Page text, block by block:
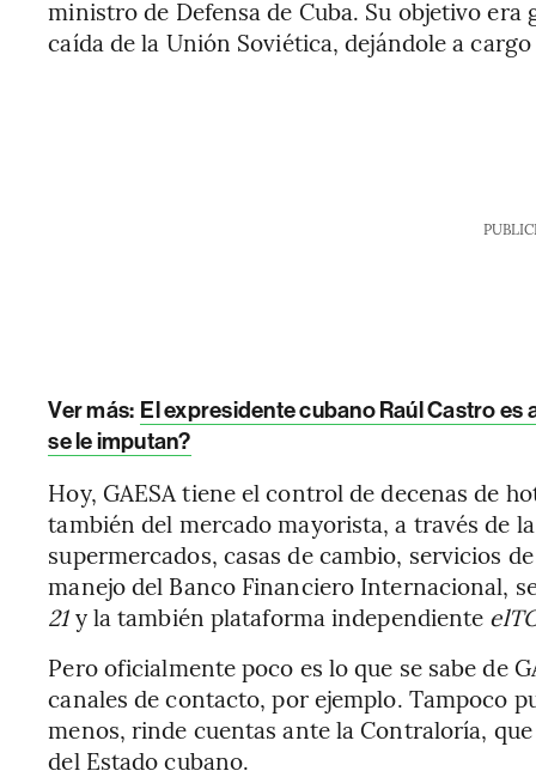
ministro de Defensa de Cuba. Su objetivo
caída de la Unión Soviética, dejándole a
Ver más: El expresidente cubano Raúl Castro
se le imputan?
Hoy, GAESA tiene el control de decenas de
también del mercado mayorista, a través de
supermercados, casas de cambio, servicios
manejo del Banco Financiero Internacional,
21y la también plataforma independiente
Pero oficialmente poco es lo que se sabe de
canales de contacto, por ejemplo. Tampoco
menos, rinde cuentas ante la Contraloría,
del Estado cubano.